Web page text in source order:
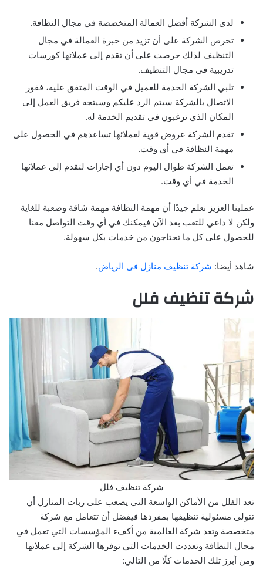
لدى الشركة أفضل العمالة المتخصصة في مجال النظافة.
تحرص الشركة على أن تزيد من خبرة العمالة في مجال
التنظيف لذلك حرصت على أن تقدم إلى عملائها كورسات
تدريبية في مجال التنظيف.
تلبي الشركة الخدمة للعميل في الوقت المتفق عليه، ففور
الاتصال بالشركة سيتم الرد عليكم وسيتجه فريق العمل إلى
المكان الذي ترغبون في تقديم الخدمة له.
تقدم الشركة عروض قوية لعملائها تساعدهم في الحصول على
مهمة النظافة في أي وقت.
تعمل الشركة طوال اليوم دون أي إجازات لتقدم إلى عملائها
الخدمة في أي وقت.
عملينا العزيز نعلم جيدًا أن مهمة النظافة مهمة شاقة وصعبة للغاية
ولكن لا داعي للتعب بعد الآن فيمكنك في أي وقت التواصل معنا
للحصول على كل ما تحتاجون من خدمات بكل سهولة.
شاهد أيضا: شركة تنظيف منازل فى الرياض.
شركة تنظيف فلل
شركة تنظيف فلل
تعد الفلل من الأماكن الواسعة التي يصعب على ربات المنازل أن
تتولى مسئولية تنظيفها بمفردها فيفضل أن تتعامل مع شركة
متخصصة وتعد شركة العالمية من أكفء المؤسسات التي تعمل في
مجال النظافة وتعددت الخدمات التي توفرها الشركة إلى عملائها
ومن أبرز تلك الخدمات كلًا من التالي: